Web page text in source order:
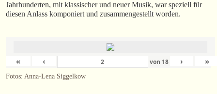
Jahrhunderten, mit klassischer und neuer Musik, war speziell für
diesen Anlass komponiert und zusammengestellt worden.
« ‹ von 18 › »
Fotos: Anna-Lena Siggelkow